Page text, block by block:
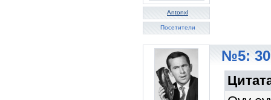
Antonxl
Посетители
№5: 30